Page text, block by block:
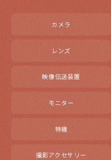
カメラ
レンズ
映像伝送装置
モニター
特機
撮影アクセサリー